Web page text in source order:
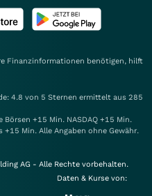
Finanzinformationen benötigen, hilft
4.8 von 5 Sternen ermittelt aus 285
+15 Min. NASDAQ +15 Min.
+15 Min. Alle Angaben ohne Gewähr.
AG - Alle Rechte vorbehalten.
Daten & Kurse von: